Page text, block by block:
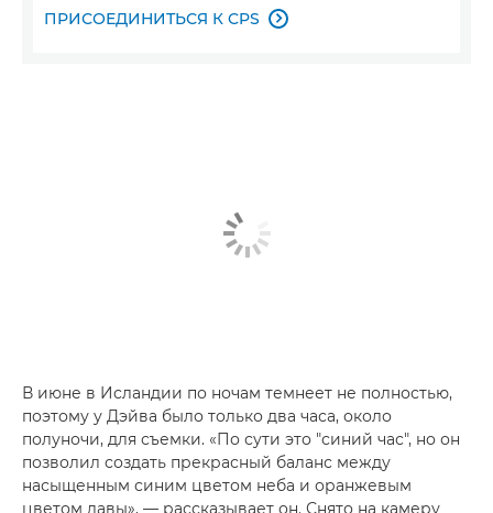
ПРИСОЕДИНИТЬСЯ К CPS 
В июне в Исландии по ночам темнеет не полностью,
поэтому у Дэйва было только два часа, около
полуночи, для съемки. «По сути это "синий час", но он
позволил создать прекрасный баланс между
насыщенным синим цветом неба и оранжевым
цветом лавы», — рассказывает он. Снято на камеру